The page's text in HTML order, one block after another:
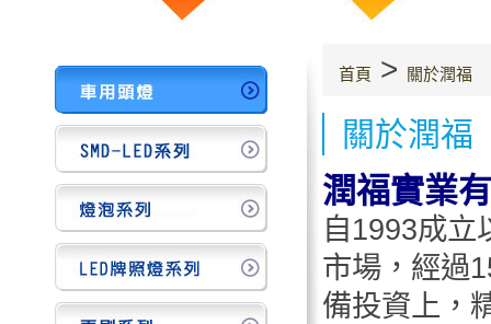
首頁 > 關於潤福
關於潤福
潤福實業
自1993成立
市場，經過
備投資上，